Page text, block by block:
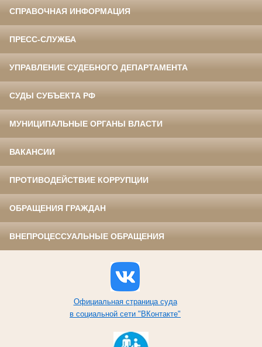
СПРАВОЧНАЯ ИНФОРМАЦИЯ
ПРЕСС-СЛУЖБА
УПРАВЛЕНИЕ СУДЕБНОГО ДЕПАРТАМЕНТА
СУДЫ СУБЪЕКТА РФ
МУНИЦИПАЛЬНЫЕ ОРГАНЫ ВЛАСТИ
ВАКАНСИИ
ПРОТИВОДЕЙСТВИЕ КОРРУПЦИИ
ОБРАЩЕНИЯ ГРАЖДАН
ВНЕПРОЦЕССУАЛЬНЫЕ ОБРАЩЕНИЯ
Официальная страница суда
в социальной сети "ВКонтакте"